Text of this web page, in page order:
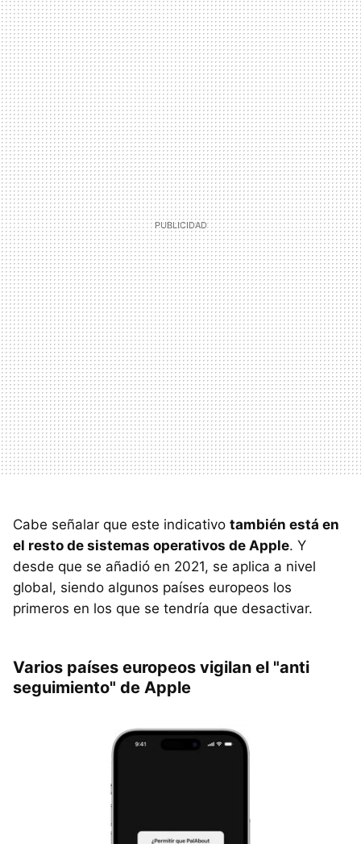
Cabe señalar que este indicativo también está en
el resto de sistemas operativos de Apple. Y
desde que se añadió en 2021, se aplica a nivel
global, siendo algunos países europeos los
primeros en los que se tendría que desactivar.
Varios países europeos vigilan el "anti
seguimiento" de Apple